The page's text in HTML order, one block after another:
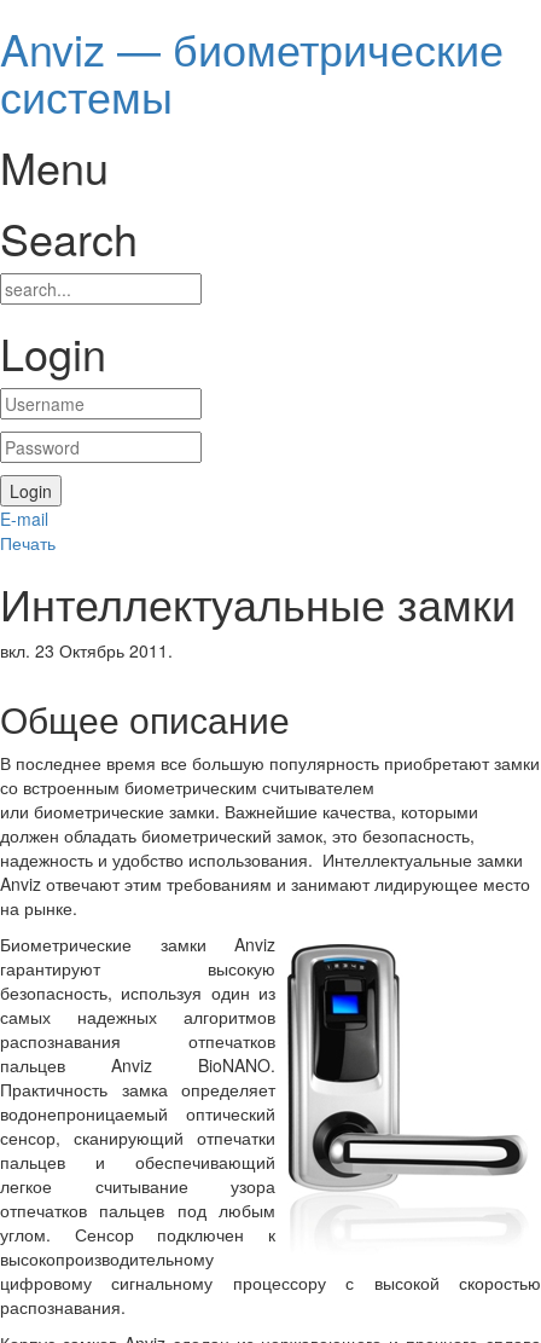
Anviz — биометрические
системы
Menu
Search
Login
E-mail
Печать
Интеллектуальные замки
вкл. 23 Октябрь 2011 .
Общее описание
В последнее время все большую популярность приобретают замки
со встроенным биометрическим считывателем
или биометрические замки. Важнейшие качества, которыми
должен обладать биометрический замок, это безопасность,
надежность и удобство использования. Интеллектуальные замки
Anviz отвечают этим требованиям и занимают лидирующее место
на рынке.
Биометрические замки Anviz
гарантируют высокую
безопасность, используя один из
самых надежных алгоритмов
распознавания отпечатков
пальцев Anviz BioNANO.
Практичность замка определяет
водонепроницаемый оптический
сенсор, сканирующий отпечатки
пальцев и обеспечивающий
легкое считывание узора
отпечатков пальцев под любым
углом. Сенсор подключен к
высокопроизводительному
цифровому сигнальному процессору с высокой скоростью
распознавания.